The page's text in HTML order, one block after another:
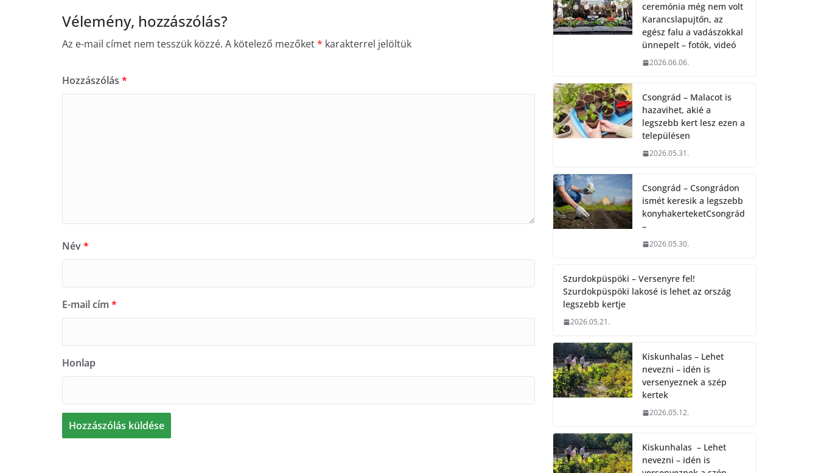
Vélemény, hozzászólás?
Az e-mail címet nem tesszük közzé. A kötelező mezőket* karakterrel jelöltük
Hozzászólás *
Név*
E-mail cím *
Honlap
ceremónia még nem volt
Karancslapujtőn, az
egész falu a vadászokkal
ünnepelt – fotók, videó
2026.06.06.
Csongrád – Malacot is
hazavihet, akié a
legszebb kert lesz ezen a
településen
2026.05.31.
Csongrád – Csongrádon
ismét keresik a legszebb
konyhakerteketCsongrád
–
2026.05.30.
Szurdokpüspöki – Versenyre fel!
Szurdokpüspöki lakosé is lehet az ország
legszebb kertje
2026.05.21.
Kiskunhalas – Lehet
nevezni – idén is
versenyeznek a szép
kertek
2026.05.12.
Kiskunhalas – Lehet
nevezni – idén is